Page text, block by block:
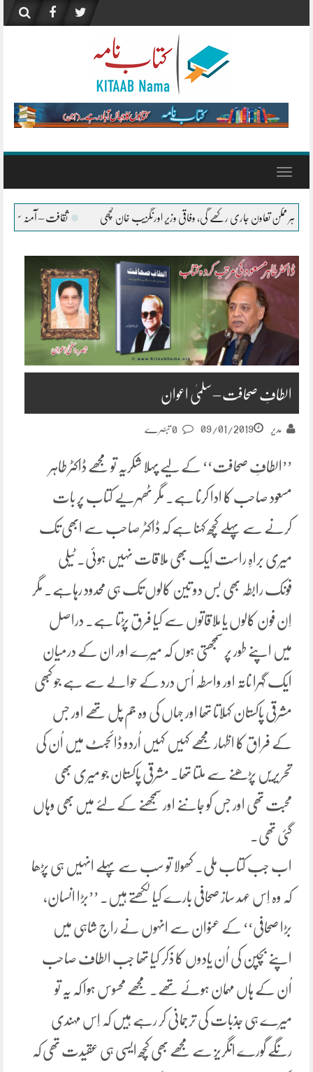
content
Toggle
اورنگزیب خان کچھی ثقافت – آمنہ سعید ”صنعتِ تلمیح، کل اور آج‘‘، ادبِ
الطافِ صحافت – سلمیٰ اعوان
مدیر 09/01/2019
’’الطافِ صحافت‘‘ کے لیے پہلا شکریہ تو مجھے ڈاکٹر طاہر
مسعود صاحب کا ادا کرنا ہے۔ مگر ٹھہریے کتاب پر بات
کرنے سے پہلے کچھ کہنا ہے کہ ڈاکٹر صاحب سے ابھی تک
میری براہِ راست ایک بھی ملاقات نہیں ہوئی۔ ٹیلی
فونک رابطہ بھی بس دو تین کالوں تک ہی محدود رہاہے۔ مگر
اِن فون کالوں یا ملاقاتوں سے کیا فرق پڑتا ہے۔ دراصل
میں اپنے طور پر سمجھتی ہوں کہ میرے اور ان کے درمیان
ایک گہرا ناتہ اور واسطہ اُس درد کے حوالے سے ہے جو کبھی
مشرقی پاکستان کہلاتا تھا اور جہاں کی وہ جم پل تھے اور جس
کے فراق کا اظہار مجھے کہیں کہیں اُردو ڈائجسٹ میں اُن کی
تحریریں پڑھنے سے ملتا تھا۔ مشرقی پاکستان جو میری بھی
محبت تھی اور جس کو جاننے اور سمجھنے کے لئے میں بھی وہاں
گئی تھی۔
اب جب کتاب ملی۔ کھولا تو سب سے پہلے انہیں ہی پڑھا
کہ وہ اِس عہد ساز صحافی بارے کیا لکھتے ہیں۔ ’’بڑا انسان،
بڑا صحافی‘‘ کے عنوان سے انہوں نے راج شاہی میں
اپنے بچپن کی اُن یادوں کا ذکر کیا تھا جب الطاف صاحب
اُن کے ہاں مہمان ہوئے تھے۔ مجھے محسوس ہوا کہ یہ تو
میرے ہی جذبات کی ترجمانی کر رہے ہیں کہ اِس مہندی
رنگے گورے انگریز سے مجھے بھی کچھ ایسی ہی عقیدت تھی کہ